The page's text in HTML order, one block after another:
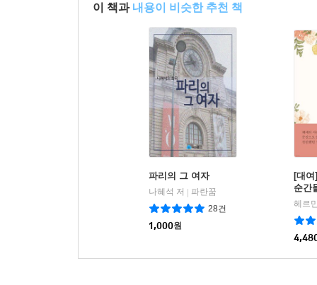
이 책과 내용이 비슷한 추천 책
파리의 그 여자
나혜석 저
파란꿈
28건
1,000원
[대
순간
헤르